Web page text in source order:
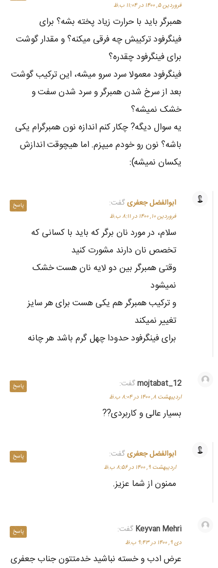
فروردین ۵, ۱۴۰۰ در ۱۱:۰۴ ب.ظ
همبرگر باید با حرارت زیاد پخته بشه؟ برای
فینگرفود ترکیبش چه فرقی میکنه؟ و مقدار گوشت
برای فینگرفود چقدره؟
فینگرفود معمولا سرد سرو میشه، این ترکیب گوشت
بعد از سرخ شدن همبرگر و سرد شدن سفت و
خشک نمیشه؟
یه سوال دیگه? چکار کنم اندازه نون همبرگرام یکی
باشه؟ نون رو خودم میپزم. اما هیچوقت اندازش
یکسان نمیشه):
ابوالفضل جعفریگفت:
فروردین ۱۰, ۱۴۰۰ در ۸:۱۱ ب.ظ
سلام، در مورد نان برگر که باید با کسانی که
تخصص نان دارند مشورت کنید
وقتی همبرگر بین دو لایه نان هست خشک
نمیشود
و ترکیب همبرگر هم یکی هست برای هر سایز
تغییر نمیکند
برای فینگرفود حدودا چهل گرم باشد هر چانه
پاسخ
mojtabat_12گفت:
اردیبهشت ۸, ۱۴۰۰ در ۸:۰۴ ب.ظ
بسیار عالی و کاربردی??
پاسخ
ابوالفضل جعفریگفت:
اردیبهشت ۹, ۱۴۰۰ در ۸:۵۶ ب.ظ
ممنون از شما عزیز.
پاسخ
Keyvan Mehri گفت:
دی ۹, ۱۴۰۰ در ۹:۴۳ ب.ظ
عرض ادب و خسته نباشید خدمتتون جناب جعفری
پاسخ